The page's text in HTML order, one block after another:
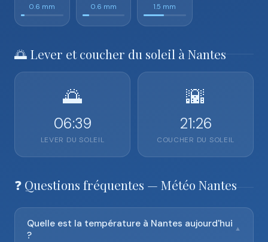
0.6 mm 0.6 mm 1.5 mm
🌅 Lever et coucher du soleil à Nantes
🌅
06:39
LEVER DU SOLEIL
🌇
21:26
COUCHER DU SOLEIL
❓ Questions fréquentes — Météo Nantes
Quelle est la température à Nantes aujourd'hui
?
▼